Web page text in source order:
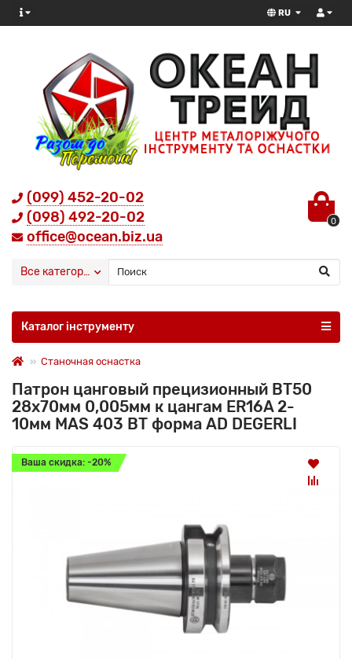
RU
(099) 452-20-02
(098) 492-20-02
office@ocean.biz.ua
0
Все категории
Каталог інструменту
Станочная оснастка
Патрон цанговый прецизионный BT50
28x70мм 0,005мм к цангам ER16A 2-
10мм MAS 403 BT форма AD DEGERLI
Ваша скидка: -20%